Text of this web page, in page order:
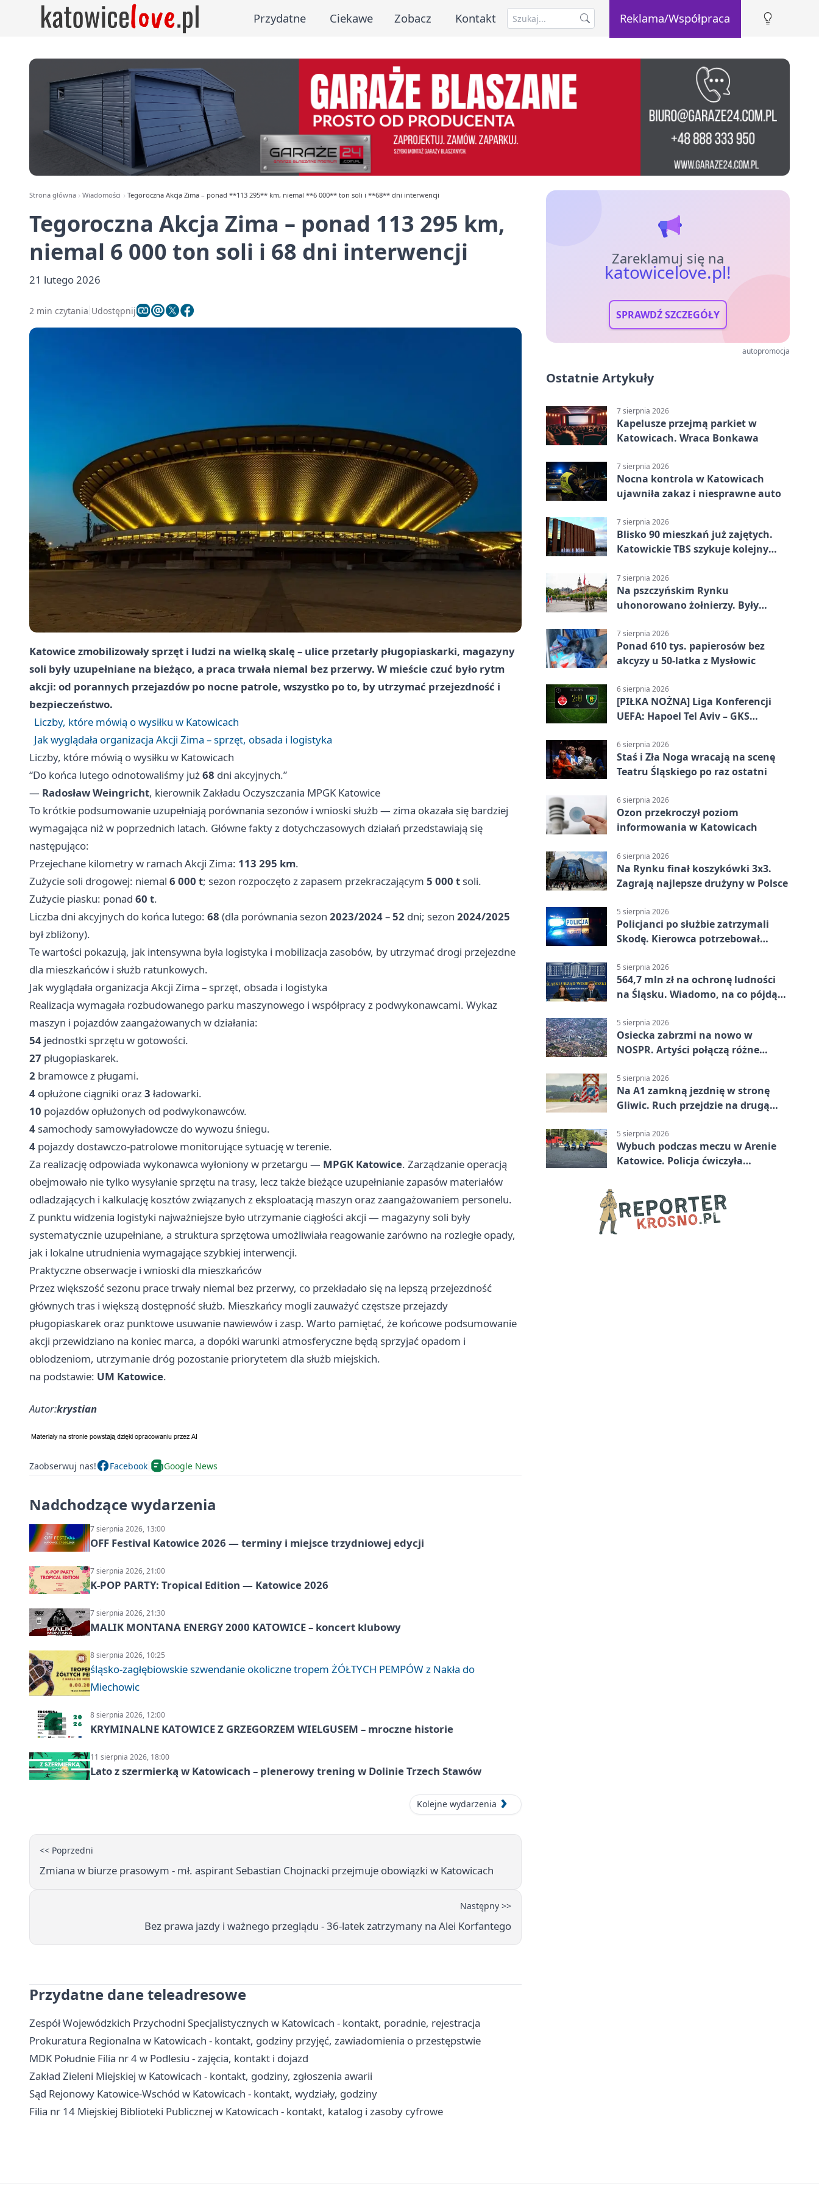
Przydatne Ciekawe Zobacz Kontakt Reklama/Współpraca
Strona główna Wiadomości Tegoroczna Akcja Zima – ponad **113 295** km, niemal **6 000** ton soli i **68** dni interwencji
Tegoroczna Akcja Zima – ponad 113 295 km,
niemal 6 000 ton soli i 68 dni interwencji
21 lutego 2026
2 min czytania Udostępnij
Katowice zmobilizowały sprzęt i ludzi na wielką skalę – ulice przetarły pługopiaskarki, magazyny
soli były uzupełniane na bieżąco, a praca trwała niemal bez przerwy. W mieście czuć było rytm
akcji: od porannych przejazdów po nocne patrole, wszystko po to, by utrzymać przejezdność i
bezpieczeństwo.
Liczby, które mówią o wysiłku w Katowicach
Jak wyglądała organizacja Akcji Zima – sprzęt, obsada i logistyka
Liczby, które mówią o wysiłku w Katowicach
“Do końca lutego odnotowaliśmy już68 dni akcyjnych.”
— Radosław Weingricht, kierownik Zakładu Oczyszczania MPGK Katowice
To krótkie podsumowanie uzupełniają porównania sezonów i wnioski służb — zima okazała się bardziej
wymagająca niż w poprzednich latach. Główne fakty z dotychczasowych działań przedstawiają się
następująco:
Przejechane kilometry w ramach Akcji Zima: 113 295 km.
Zużycie soli drogowej: niemal 6 000 t; sezon rozpoczęto z zapasem przekraczającym 5 000 t soli.
Zużycie piasku: ponad 60 t.
Liczba dni akcyjnych do końca lutego: 68 (dla porównania sezon 2023/2024–52 dni; sezon 2024/2025
był zbliżony).
Te wartości pokazują, jak intensywna była logistyka i mobilizacja zasobów, by utrzymać drogi przejezdne
dla mieszkańców i służb ratunkowych.
Jak wyglądała organizacja Akcji Zima – sprzęt, obsada i logistyka
Realizacja wymagała rozbudowanego parku maszynowego i współpracy z podwykonawcami. Wykaz
maszyn i pojazdów zaangażowanych w działania:
54 jednostki sprzętu w gotowości.
27 pługopiaskarek.
2 bramowce z pługami.
4 opłużone ciągniki oraz3 ładowarki.
10 pojazdów opłużonych od podwykonawców.
4 samochody samowyładowcze do wywozu śniegu.
4 pojazdy dostawczo-patrolowe monitorujące sytuację w terenie.
Za realizację odpowiada wykonawca wyłoniony w przetargu — MPGK Katowice. Zarządzanie operacją
obejmowało nie tylko wysyłanie sprzętu na trasy, lecz także bieżące uzupełnianie zapasów materiałów
odladzających i kalkulację kosztów związanych z eksploatacją maszyn oraz zaangażowaniem personelu.
Z punktu widzenia logistyki najważniejsze było utrzymanie ciągłości akcji — magazyny soli były
systematycznie uzupełniane, a struktura sprzętowa umożliwiała reagowanie zarówno na rozległe opady,
jak i lokalne utrudnienia wymagające szybkiej interwencji.
Praktyczne obserwacje i wnioski dla mieszkańców
Przez większość sezonu prace trwały niemal bez przerwy, co przekładało się na lepszą przejezdność
głównych tras i większą dostępność służb. Mieszkańcy mogli zauważyć częstsze przejazdy
pługopiaskarek oraz punktowe usuwanie nawiewów i zasp. Warto pamiętać, że końcowe podsumowanie
akcji przewidziano na koniec marca, a dopóki warunki atmosferyczne będą sprzyjać opadom i
oblodzeniom, utrzymanie dróg pozostanie priorytetem dla służb miejskich.
na podstawie: UM Katowice.
Autor:krystian
Zaobserwuj nas! Facebook Google News
Nadchodzące wydarzenia
7 sierpnia 2026, 13:00
OFF Festival Katowice 2026 — terminy i miejsce trzydniowej edycji
7 sierpnia 2026, 21:00
K-POP PARTY: Tropical Edition — Katowice 2026
7 sierpnia 2026, 21:30
MALIK MONTANA ENERGY 2000 KATOWICE – koncert klubowy
8 sierpnia 2026, 10:25
śląsko-zagłębiowskie szwendanie okoliczne tropem ŻÓŁTYCH PEMPÓW z Nakła do
Miechowic
8 sierpnia 2026, 12:00
KRYMINALNE KATOWICE Z GRZEGORZEM WIELGUSEM – mroczne historie
11 sierpnia 2026, 18:00
Lato z szermierką w Katowicach – plenerowy trening w Dolinie Trzech Stawów
Kolejne wydarzenia
<< Poprzedni
Zmiana w biurze prasowym - mł. aspirant Sebastian Chojnacki przejmuje obowiązki w Katowicach
Następny >>
Bez prawa jazdy i ważnego przeglądu - 36-latek zatrzymany na Alei Korfantego
Przydatne dane teleadresowe
Zespół Wojewódzkich Przychodni Specjalistycznych w Katowicach - kontakt, poradnie, rejestracja
Prokuratura Regionalna w Katowicach - kontakt, godziny przyjęć, zawiadomienia o przestępstwie
MDK Południe Filia nr 4 w Podlesiu - zajęcia, kontakt i dojazd
Zakład Zieleni Miejskiej w Katowicach - kontakt, godziny, zgłoszenia awarii
Sąd Rejonowy Katowice-Wschód w Katowicach - kontakt, wydziały, godziny
Filia nr 14 Miejskiej Biblioteki Publicznej w Katowicach - kontakt, katalog i zasoby cyfrowe
Zareklamuj się na
katowicelove.pl!
SPRAWDŹ SZCZEGÓŁY
autopromocja
Ostatnie Artykuły
7 sierpnia 2026
Kapelusze przejmą parkiet w
Katowicach. Wraca Bonkawa
7 sierpnia 2026
Nocna kontrola w Katowicach
ujawniła zakaz i niesprawne auto
7 sierpnia 2026
Blisko 90 mieszkań już zajętych.
Katowickie TBS szykuje kolejny
7 sierpnia 2026
Na pszczyńskim Rynku
uhonorowano żołnierzy. Były
7 sierpnia 2026
Ponad 610 tys. papierosów bez
akcyzy u 50-latka z Mysłowic
6 sierpnia 2026
[PIŁKA NOŻNA] Liga Konferencji
UEFA: Hapoel Tel Aviv – GKS
rundy kwalifikacyjnej
6 sierpnia 2026
Staś i Zła Noga wracają na scenę
Teatru Śląskiego po raz ostatni
6 sierpnia 2026
Ozon przekroczył poziom
informowania w Katowicach
6 sierpnia 2026
Na Rynku finał koszykówki 3x3.
Zagrają najlepsze drużyny w Polsce
5 sierpnia 2026
Policjanci po służbie zatrzymali
Skodę. Kierowca potrzebował
5 sierpnia 2026
564,7 mln zł na ochronę ludności
na Śląsku. Wiadomo, na co pójdą
5 sierpnia 2026
Osiecka zabrzmi na nowo w
NOSPR. Artyści połączą różne
5 sierpnia 2026
Na A1 zamkną jezdnię w stronę
Gliwic. Ruch przejdzie na drugą
5 sierpnia 2026
Wybuch podczas meczu w Arenie
Katowice. Policja ćwiczyła